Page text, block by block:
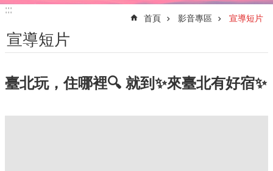
:::
:::
首頁 影音專區 宣導短片
宣導短片
臺北玩，住哪裡🔍 就到✨來臺北有好宿✨